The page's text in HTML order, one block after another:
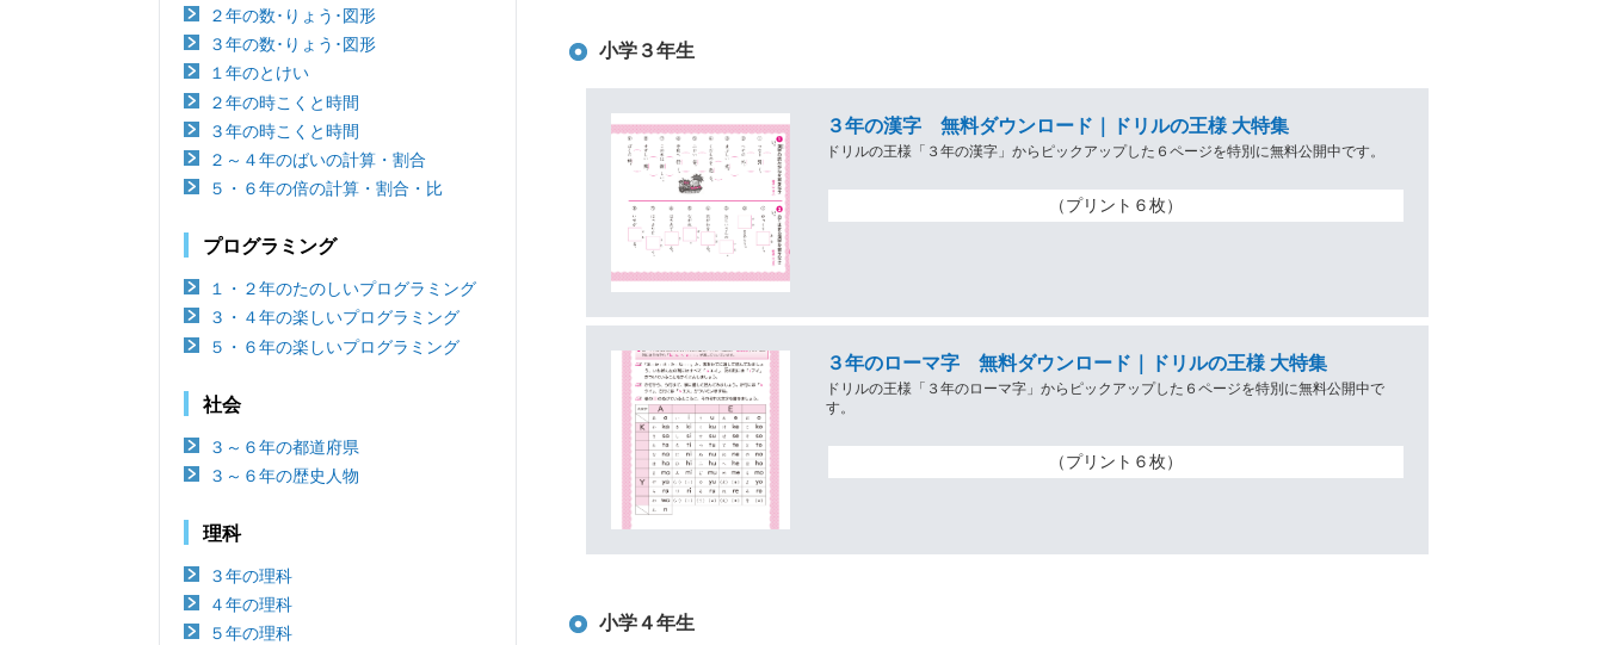
小学３年生
３年の漢字 無料ダウンロード｜ドリルの王様 大特集
ドリルの王様「３年の漢字」からピックアップした６ページを特別に無料公開中です。
（プリント６枚）
３年のローマ字 無料ダウンロード｜ドリルの王様 大特集
ドリルの王様「３年のローマ字」からピックアップした６ページを特別に無料公開中で
す。
（プリント６枚）
小学４年生
２年の数･りょう･図形
３年の数･りょう･図形
１年のとけい
２年の時こくと時間
３年の時こくと時間
２～４年のばいの計算・割合
５・６年の倍の計算・割合・比
プログラミング
１・２年のたのしいプログラミング
３・４年の楽しいプログラミング
５・６年の楽しいプログラミング
社会
３～６年の都道府県
３～６年の歴史人物
理科
３年の理科
４年の理科
５年の理科